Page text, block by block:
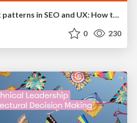
SEOcharity - Dark patterns in SEO and UX: How to avoid them and build a more ethical web
0 230